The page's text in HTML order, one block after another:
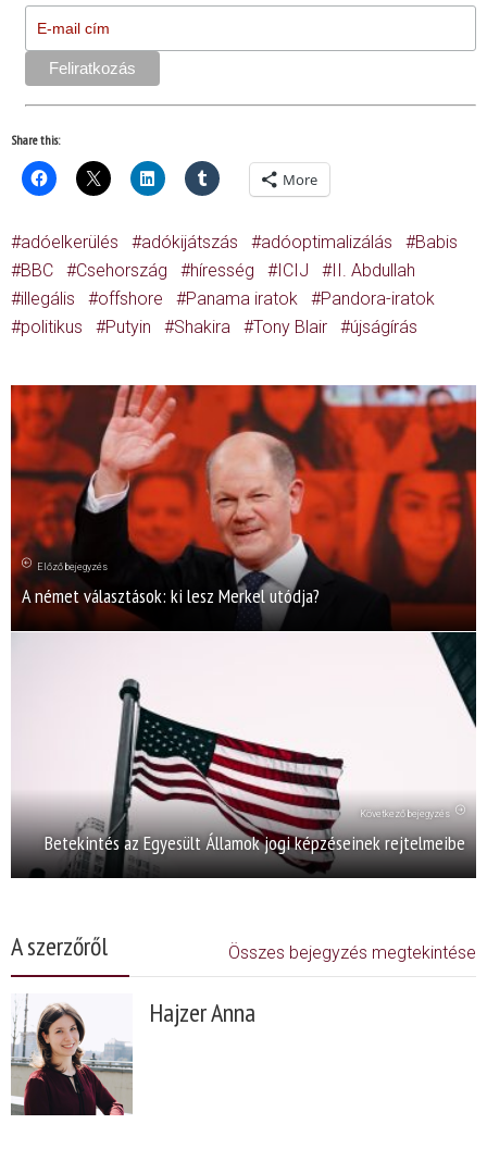
Share this:
More
adóelkerülés adókijátszás adóoptimalizálás
Babis
BBC
Csehország híresség ICIJ
II. Abdullah
illegális
offshore Panama iratok
Pandora-iratok
politikus
Putyin Shakira Tony Blair újságírás
Előző bejegyzés
A német választások: ki lesz Merkel utódja?
Következő bejegyzés
Betekintés az Egyesült Államok jogi képzéseinek rejtelmeibe
A szerzőről Összes bejegyzés megtekintése
Hajzer Anna